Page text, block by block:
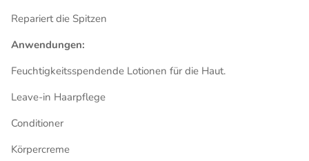
Repariert die Spitzen
Anwendungen:
Feuchtigkeitsspendende Lotionen für die Haut.
Leave-in Haarpflege
Conditioner
Körpercreme